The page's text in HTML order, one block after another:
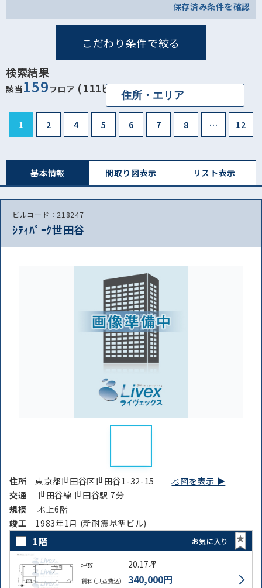
保存済み条件を確認
こだわり条件で絞る
検索結果
該当 159 フロア (111ビル)
1 2 4 5 6 7 8 … 12
基本情報 間取り図表⽰ リスト表⽰
ビルコード：218247
ｼﾃｨﾊﾟｰｸ世田谷
住所東京都世田谷区世田谷1-32-15地図を表示 ▶︎
交通
世田谷線 世田谷駅 7分
規模
地上6階
竣⼯ 1983年1月 (新耐震基準ビル)
1階 お気に入り
坪数 20.17坪
賃料（共益費込） 340,000円